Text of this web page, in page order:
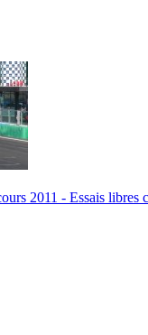
2011 - Essais libres